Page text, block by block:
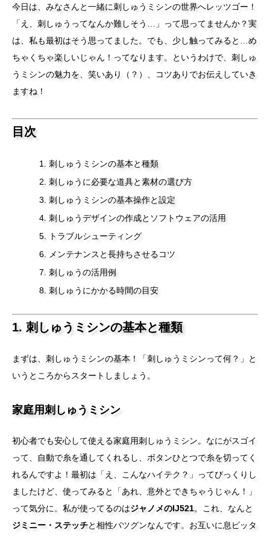
今日は、みなさんと一緒に刺しゅうミシンの世界へレッツゴー！
「え、刺しゅうってなんか難しそう…」って思ってませんか？実
は、私も最初はそう思ってました。でも、少し触ってみると…め
ちゃくちゃ楽しいじゃん！ってなります。というわけで、刺しゅ
うミシンの魅力を、笑いあり（？）、コツありでお伝えしていき
ますね！
目次
刺しゅうミシンの基本と種類
刺しゅうに必要な道具と素材の選び方
刺しゅうミシンの基本操作と設定
刺しゅうデザインの作成とソフトウェアの活用
トラブルシューティング
メンテナンスと長持ちさせるコツ
刺しゅうの活用例
刺しゅうにかかる時間の目安
1. 刺しゅうミシンの基本と種類
まずは、刺しゅうミシンの基本！「刺しゅうミシンって何？」と
いうところからスタートしましょう。
家庭用刺しゅうミシン
初心者でも安心して使える家庭用刺しゅうミシン。なにがスゴイ
って、自動で糸を通してくれるし、ボタンひとつで糸を切ってく
れるんですよ！最初は「え、こんなハイテク？」ってびっくりし
ましたけど、使ってみると「あれ、意外とできちゃうじゃん！」
って気分に。私が使ってるのはジャノメのIJ521。これ、なんと
ジミニー・ステッチと相性バツグンなんです。お互いに息ピッタ